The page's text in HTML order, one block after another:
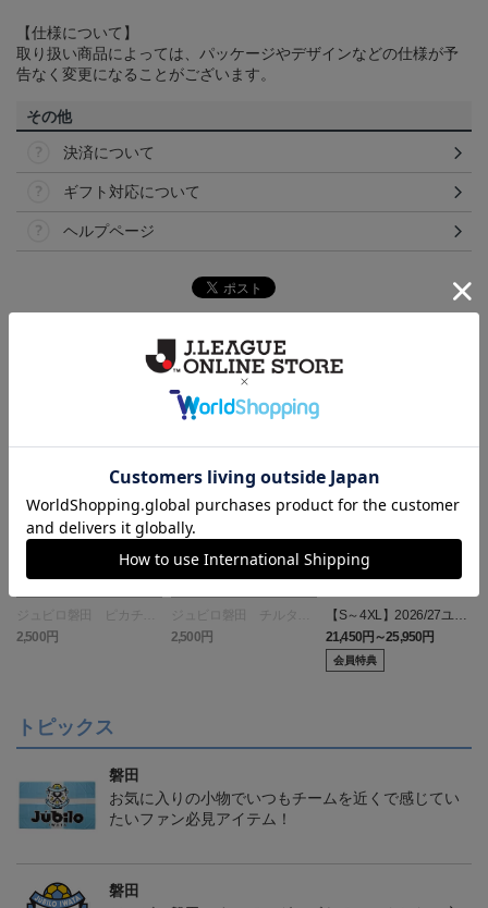
【仕様について】
取り扱い商品によっては、パッケージやデザインなどの仕様が予
告なく変更になることがございます。
その他
決済について
ギフト対応について
ヘルプページ
ジュビロ磐田 ピカチュ
ウ タオルマフラー
2,500円
ジュビロ磐田 チルタリ
ス タオルマフラー
2,500円
【S～4XL】2026/27ユニ
フォーム オーセンティッ
クモデル:FP1st
21,450円～25,950円
会員特典
トピックス
磐田
お気に入りの小物でいつもチームを近くで感じてい
たいファン必見アイテム！
磐田